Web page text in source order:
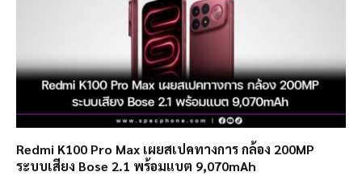
Redmi K100 Pro Max เผยสเปคทางการ กล้อง 200MP
ระบบเสียง Bose 2.1 พร้อมแบต 9,070mAh